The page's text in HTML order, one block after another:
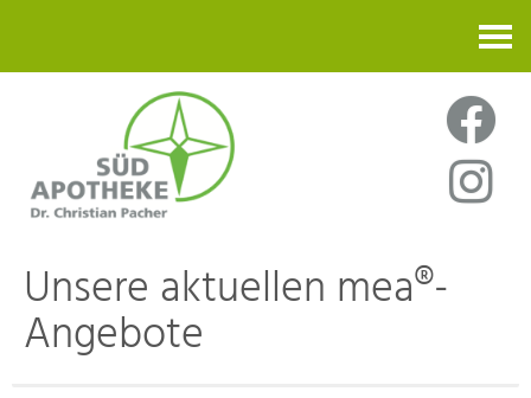
Unsere aktuellen mea®-
Angebote